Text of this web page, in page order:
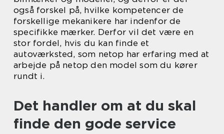
også forskel på, hvilke kompetencer de
forskellige mekanikere har indenfor de
specifikke mærker. Derfor vil det være en
stor fordel, hvis du kan finde et
autoværksted, som netop har erfaring med at
arbejde på netop den model som du kører
rundt i.
Det handler om at du skal
finde den gode service